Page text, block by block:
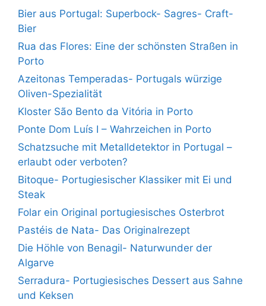
Bier aus Portugal: Superbock- Sagres- Craft-
Bier
Rua das Flores: Eine der schönsten Straßen in
Porto
Azeitonas Temperadas- Portugals würzige
Oliven-Spezialität
Kloster São Bento da Vitória in Porto
Ponte Dom Luís I – Wahrzeichen in Porto
Schatzsuche mit Metalldetektor in Portugal –
erlaubt oder verboten?
Bitoque- Portugiesischer Klassiker mit Ei und
Steak
Folar ein Original portugiesisches Osterbrot
Pastéis de Nata- Das Originalrezept
Die Höhle von Benagil- Naturwunder der
Algarve
Serradura- Portugiesisches Dessert aus Sahne
und Keksen